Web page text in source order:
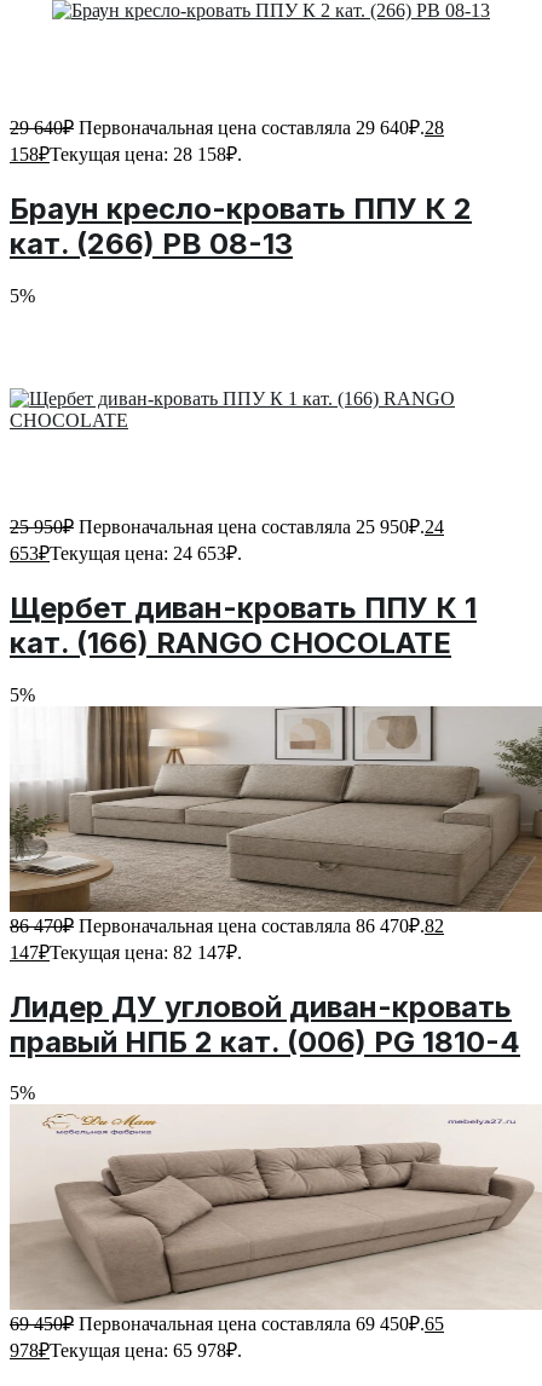
29 640₽ Первоначальная цена составляла 29 640₽.28
158₽Текущая цена: 28 158₽.
Браун кресло-кровать ППУ К 2
кат. (266) PB 08-13
5%
25 950₽ Первоначальная цена составляла 25 950₽.24
653₽Текущая цена: 24 653₽.
Щербет диван-кровать ППУ К 1
кат. (166) RANGO CHOCOLATE
5%
86 470₽ Первоначальная цена составляла 86 470₽.82
147₽Текущая цена: 82 147₽.
Лидер ДУ угловой диван-кровать
правый НПБ 2 кат. (006) PG 1810-4
5%
69 450₽ Первоначальная цена составляла 69 450₽.65
978₽Текущая цена: 65 978₽.